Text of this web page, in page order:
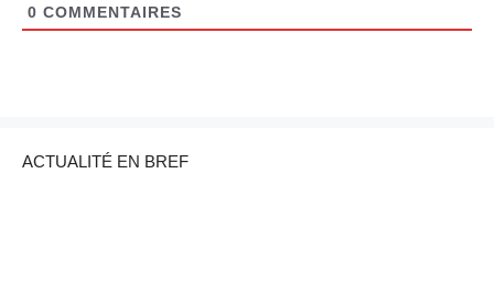
0 COMMENTAIRES
ACTUALITÉ EN BREF